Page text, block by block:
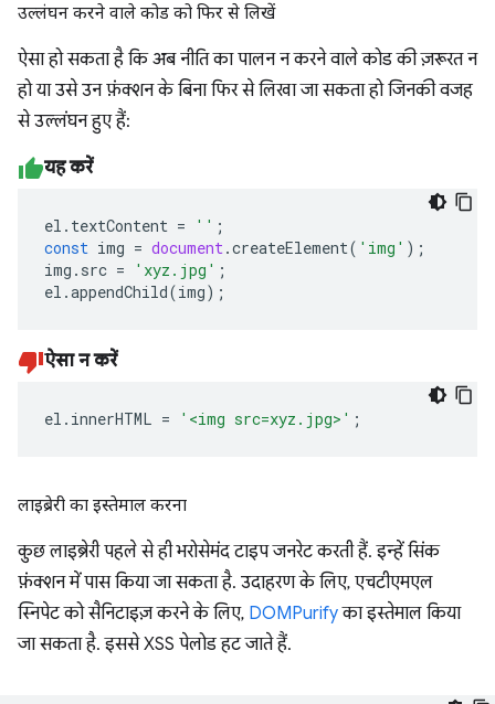
उल्लंघन करने वाले कोड को फिर से लिखें
ऐसा हो सकता है कि अब नीति का पालन न करने वाले कोड की ज़रूरत न
हो या उसे उन फ़ंक्शन के बिना फिर से लिखा जा सकता हो जिनकी वजह
से उल्लंघन हुए हैं:
यह करें
el . textContent = '' ;
const img = document .createElement( 'img' );
img . src = 'xyz.jpg' ;
el .appendChild(img);
ऐसा न करें
el . innerHTML = '<img src=xyz.jpg>' ;
लाइब्रेरी का इस्तेमाल करना
कुछ लाइब्रेरी पहले से ही भरोसेमंद टाइप जनरेट करती हैं. इन्हें सिंक
फ़ंक्शन में पास किया जा सकता है. उदाहरण के लिए, एचटीएमएल
स्निपेट को सैनिटाइज़ करने के लिए, DOMPurifyका इस्तेमाल किया
जा सकता है. इससे XSS पेलोड हट जाते हैं.